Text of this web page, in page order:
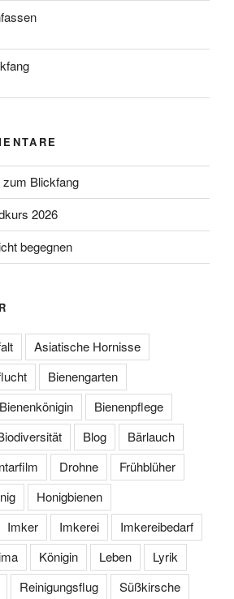
zum Blickfang
2026
begegnen
Asiatische Hornisse
Bienengarten
Bienenkönigin
Bienenpflege
Blog
Bärlauch
Drohne
Frühblüher
Honigbienen
Imker Imkerei
Imkereibedarf
Königin Leben
Lyrik
Reinigungsflug
Süßkirsche